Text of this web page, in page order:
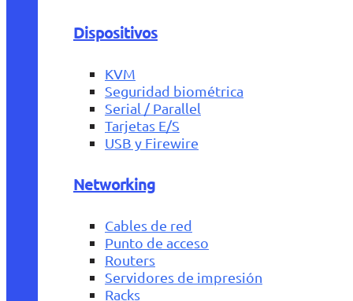
Dispositivos
KVM
Seguridad biométrica
Serial / Parallel
Tarjetas E/S
USB y Firewire
Networking
Cables de red
Punto de acceso
Routers
Servidores de impresión
Racks